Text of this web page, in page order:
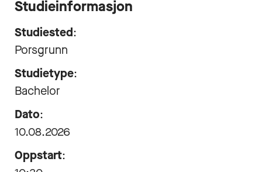
Studieinformasjon
Studiested:
Porsgrunn
Studietype:
Bachelor
Dato:
10.08.2026
Oppstart: